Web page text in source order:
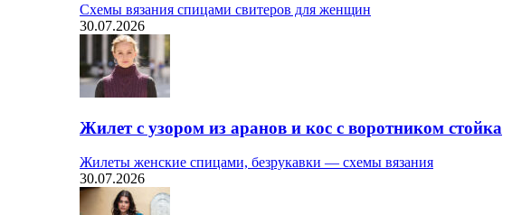
Схемы вязания спицами свитеров для женщин
30.07.2026
Жилет с узором из аранов и кос с воротником стойка
Жилеты женские спицами, безрукавки — схемы вязания
30.07.2026